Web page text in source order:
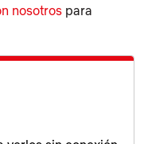
nosotros para